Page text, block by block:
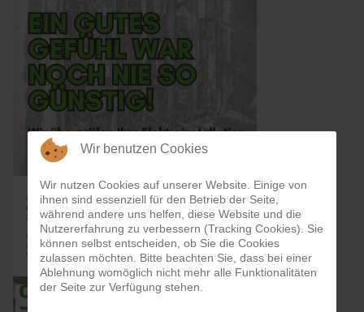
Wir benutzen Cookies
Wir nutzen Cookies auf unserer Website. Einige von
ihnen sind essenziell für den Betrieb der Seite,
während andere uns helfen, diese Website und die
Nutzererfahrung zu verbessern (Tracking Cookies). Sie
können selbst entscheiden, ob Sie die Cookies
zulassen möchten. Bitte beachten Sie, dass bei einer
Ablehnung womöglich nicht mehr alle Funktionalitäten
der Seite zur Verfügung stehen.